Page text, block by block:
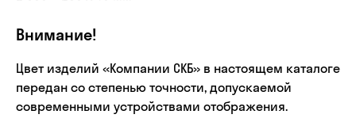
Внимание!
Цвет изделий «Компании СКБ» в настоящем каталоге
передан со степенью точности, допускаемой
современными устройствами отображения.